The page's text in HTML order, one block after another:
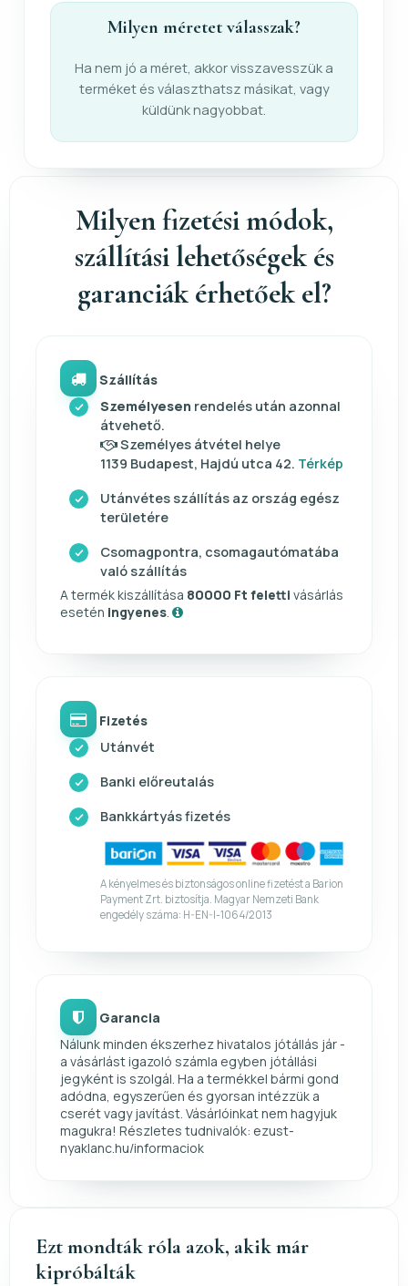
Milyen méretet válasszak?
Ha nem jó a méret, akkor visszavesszük a
terméket és választhatsz másikat, vagy
küldünk nagyobbat.
Milyen fizetési módok,
szállítási lehetőségek és
garanciák érhetőek el?
Szállítás
Személyesen rendelés után azonnal
átvehető.
Személyes átvétel helye
1139 Budapest, Hajdú utca 42. Térkép
Utánvétes szállítás az ország egész
területére
Csomagpontra, csomagautómatába
való szállítás
A termék kiszállítása 80000 Ft feletti vásárlás
esetén ingyenes.
Fizetés
Utánvét
Banki előreutalás
Bankkártyás fizetés
A kényelmes és biztonságos online fizetést a Barion
Payment Zrt. biztosítja. Magyar Nemzeti Bank
engedély száma: H-EN-I-1064/2013
Garancia
Nálunk minden ékszerhez hivatalos jótállás jár -
a vásárlást igazoló számla egyben jótállási
jegyként is szolgál. Ha a termékkel bármi gond
adódna, egyszerűen és gyorsan intézzük a
cserét vagy javítást. Vásárlóinkat nem hagyjuk
magukra! Részletes tudnivalók: ezust-
nyaklanc.hu/informaciok
Ezt mondták róla azok, akik már
kipróbálták